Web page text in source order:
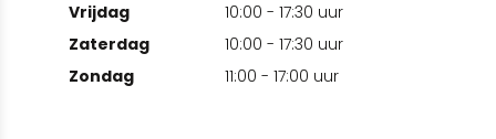
Vrijdag
10:00 - 17:30 uur
Zaterdag
10:00 - 17:30 uur
Zondag
11:00 - 17:00 uur